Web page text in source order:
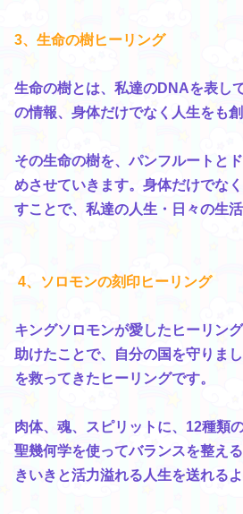
3、生命の樹ヒーリング
生命の樹とは、私達のDNAを表し
の情報、身体だけでなく人生をも創
その生命の樹を、パンフルートと
めさせていきます。身体だけでな
すことで、私達の人生・日々の生
4、ソロモンの刻印ヒーリング
キングソロモンが愛したヒーリン
助けたことで、自分の国を守りま
を救ってきたヒーリングです。
肉体、魂、スピリットに、12種類
聖幾何学を使ってバランスを整え
きいきと活力溢れる人生を送れる